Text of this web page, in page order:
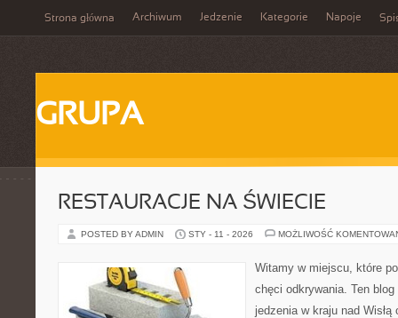
Strona główna Archiwum Jedzenie Kategorie Napoje
GRUPA
RESTAURACJE NA ŚWIECIE
POSTED BY ADMIN STY - 11 - 2026 MOŻLIWOŚĆ
Witamy w miejscu, które
chęci odkrywania. Ten
jedzenia w kraju nad